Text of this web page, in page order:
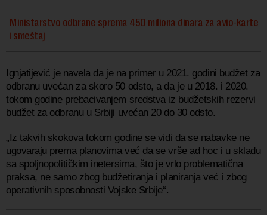
Ministarstvo odbrane sprema 450 miliona dinara za avio-karte
i smeštaj
Ignjatijević je navela da je na primer u 2021. godini budžet za
odbranu uvećan za skoro 50 odsto, a da je u 2018. i 2020.
tokom godine prebacivanjem sredstva iz budžetskih rezervi
budžet za odbranu u Srbiji uvećan 20 do 30 odsto.
„Iz takvih skokova tokom godine se vidi da se nabavke ne
ugovaraju prema planovima već da se vrše ad hoc i u skladu
sa spoljnopolitičkim inetersima, što je vrlo problematična
praksa, ne samo zbog budžetiranja i planiranja već i zbog
operativnih sposobnosti Vojske Srbije“.